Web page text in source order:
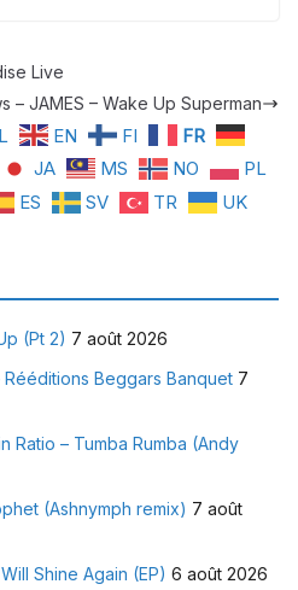
Live
– JAMES – Wake Up Superman
EN FI
FR
JA MS NO
PL
ES SV TR UK
(Pt 2) 7 août 2026
Beggars Banquet 7
Ratio – Tumba Rumba (Andy
(Ashnymph remix) 7 août
Shine Again (EP) 6 août 2026